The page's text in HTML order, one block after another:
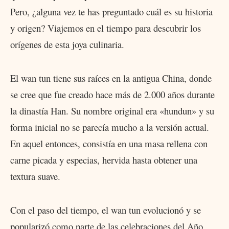
Pero, ¿alguna vez te has preguntado cuál es su historia
y origen? Viajemos en el tiempo para descubrir los
orígenes de esta joya culinaria.
El wan tun tiene sus raíces en la antigua China, donde
se cree que fue creado hace más de 2.000 años durante
la dinastía Han. Su nombre original era «hundun» y su
forma inicial no se parecía mucho a la versión actual.
En aquel entonces, consistía en una masa rellena con
carne picada y especias, hervida hasta obtener una
textura suave.
Con el paso del tiempo, el wan tun evolucionó y se
popularizó como parte de las celebraciones del Año